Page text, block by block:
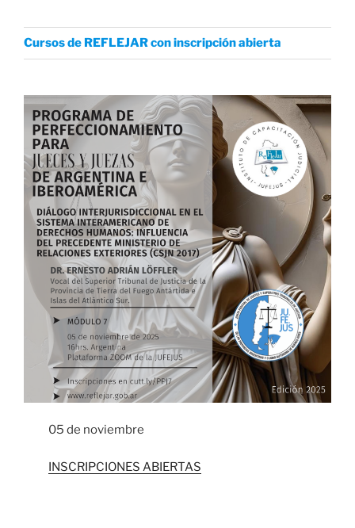
Cursos de REFLEJAR con inscripción abierta
05 de noviembre
INSCRIPCIONES ABIERTAS